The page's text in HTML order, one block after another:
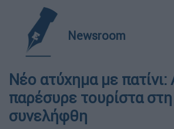
Newsroom
Νέο ατύχημα με πατίνι:
παρέσυρε τουρίστα
συνελήφθη